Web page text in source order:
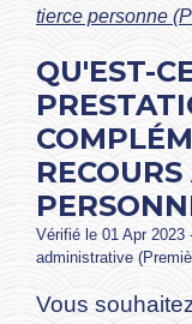
tierce personne
QU'EST-
Vérifié le 01 Apr 2023
administrative
Vous